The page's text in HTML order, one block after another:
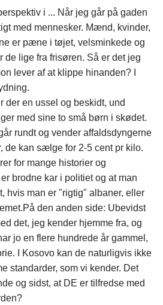
i ... Når jeg går på gaden
med mennesker. Mænd, kvinder,
er pæne i tøjet, velsminkede og
de lige fra frisøren. Så er det jeg
lever af at klippe hinanden? I
der en ussel og beskidt, und
med sine to små børn i skødet.
rundt og vender affaldsdyngerne
de kan sælge for 2-5 cent pr kilo.
for mange historier og
brodne kar i politiet og at man
hvis man er "rigtig" albaner, eller
den anden side: Ubevidst
det, jeg kender hjemme fra, og
jo en flere hundrede år gammel,
I Kosovo kan de naturligvis ikke
standarder, som vi kender. Det
og sidst, at DE er tilfredse med